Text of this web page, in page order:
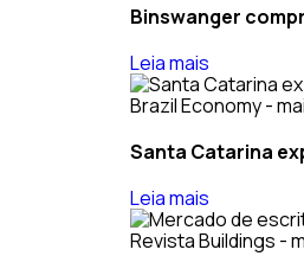
Binswanger
Leia mais
Brazil Economy -
Santa Catarina
Leia mais
Revista Buildings -